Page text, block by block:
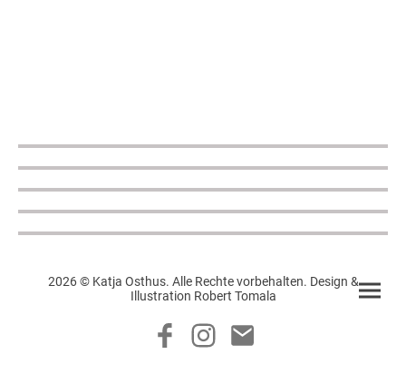
2026 © Katja Osthus. Alle Rechte vorbehalten. Design &
Illustration Robert Tomala